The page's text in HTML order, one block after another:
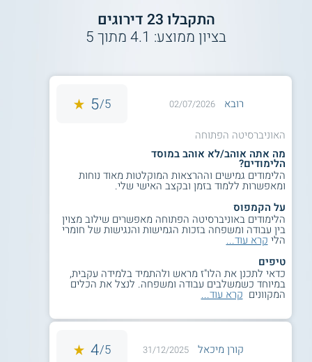
התקבלו 23 דירוגים
בציון ממוצע: 4.1מתוך5
רובא 02/07/2026
5/
5
האוניברסיטה הפתוחה
מה אתה אוהב/לא אוהב במוסד
הלימודים?
הלימודים גמישים וההרצאות המוקלטות מאוד נוחות
ומאפשרות ללמוד בזמן ובקצב האישי שלי.
על הקמפוס
הלימודים באוניברסיטה הפתוחה מאפשרים שילוב מצוין
בין עבודה ומשפחה בזכות הגמישות והנגישות של חומרי
הלי קרא עוד...
טיפים
כדאי לתכנן את הלו"ז מראש ולהתמיד בלמידה עקבית,
במיוחד כשמשלבים עבודה ומשפחה. לנצל את הכלים
המקוונים קרא עוד...
קורן מיכאל 31/12/2025
5/
4